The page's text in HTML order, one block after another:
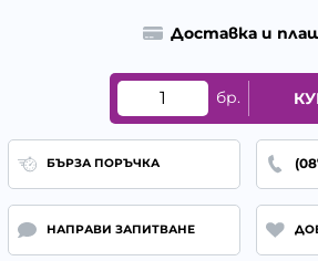
Доставка и
бр.
БЪРЗА ПОРЪЧКА
НАПРАВИ ЗАПИТВАНЕ